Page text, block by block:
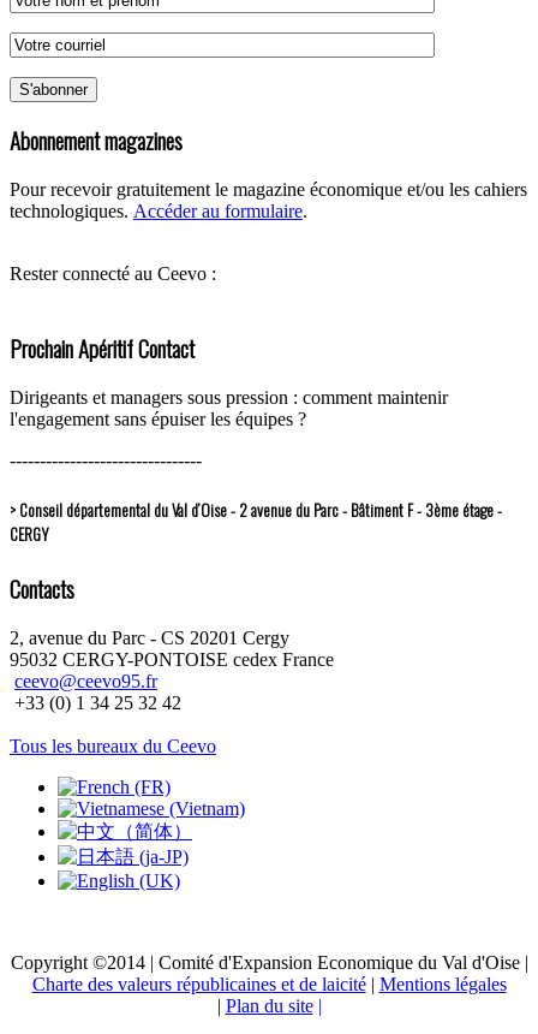
Abonnement magazines
Pour recevoir gratuitement le magazine économique et/ou les cahiers
technologiques. Accéder au formulaire.
Rester connecté au Ceevo :
Prochain Apéritif Contact
Dirigeants et managers sous pression : comment maintenir
l'engagement sans épuiser les équipes ?
--------------------------------
> Conseil départemental du Val d’Oise - 2 avenue du Parc - Bâtiment F - 3ème étage -
CERGY
Contacts
2, avenue du Parc - CS 20201 Cergy
95032 CERGY-PONTOISE cedex France
ceevo@ceevo95.fr
+33 (0) 1 34 25 32 42
Tous les bureaux du Ceevo
Copyright ©2014 | Comité d'Expansion Economique du Val d'Oise |
Charte des valeurs républicaines et de laicité| Mentions légales
| Plan du site |